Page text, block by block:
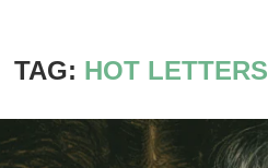
TAG: HOT LETTERS